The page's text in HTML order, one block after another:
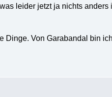
leider jetzt ja nichts anders
Dinge. Von Garabandal bin